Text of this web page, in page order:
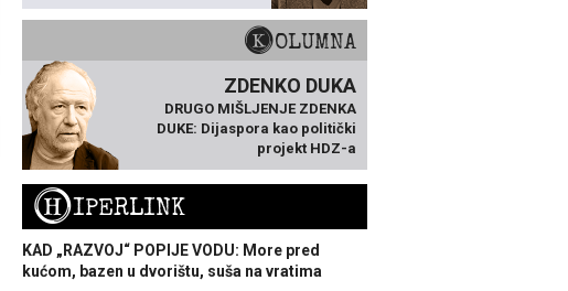
KOLUMNA
ZDENKO DUKA
DRUGO MIŠLJENJE ZDENKA
DUKE: Dijaspora kao politički
projekt HDZ-a
HIPERLINK
KAD „RAZVOJ“ POPIJE VODU: More pred
kućom, bazen u dvorištu, suša na vratima